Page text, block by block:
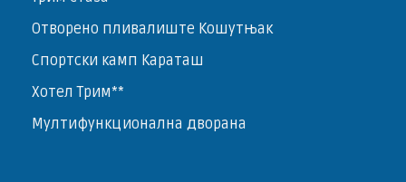
Отворено пливалиште Кошутњак
Спортски камп Караташ
Хотел Трим**
Мултифункционална дворана